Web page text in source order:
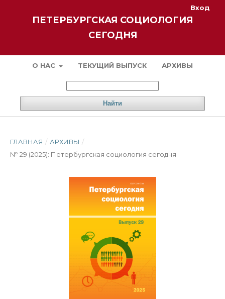
ПЕТЕРБУРГСКАЯ СОЦИОЛОГИЯ
СЕГОДНЯ
О НАС ТЕКУЩИЙ ВЫПУСК АРХИВЫ
Найти
Вход
ГЛАВНАЯ / АРХИВЫ /
№ 29 (2025): Петербургская социология сегодня